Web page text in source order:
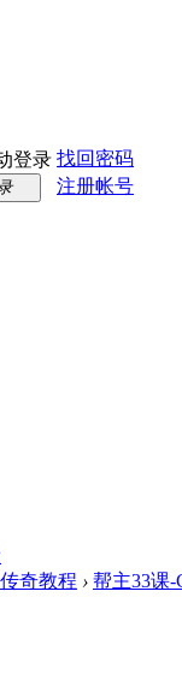
登录 找回密码
注册帐号
传奇教程 › 帮主33课-